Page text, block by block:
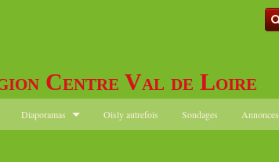
Centre Val de Loire
Diaporamas Oisly autrefois Sondages Annonces